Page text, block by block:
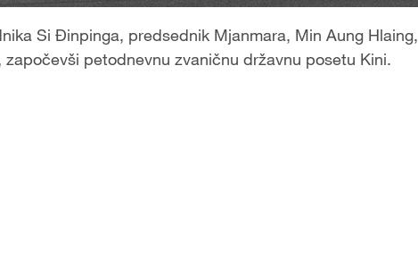
Si Đinpinga, predsednik Mjanmara, Min Aung Hlaing,
petodnevnu zvaničnu državnu posetu Kini.